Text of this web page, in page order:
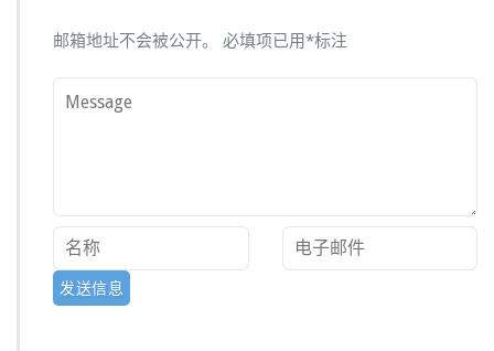
邮箱地址不会被公开。 必填项已用*标注